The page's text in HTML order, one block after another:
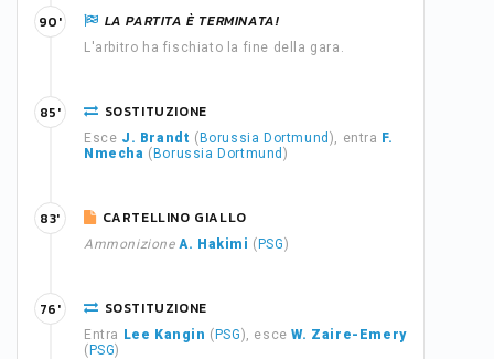
LA PARTITA È TERMINATA!
L'arbitro ha fischiato la fine della gara.
90'
SOSTITUZIONE
Esce J. Brandt ( Borussia Dortmund ), entra F.
Nmecha ( Borussia Dortmund)
85'
CARTELLINO GIALLO
Ammonizione A. Hakimi ( PSG)
83'
SOSTITUZIONE
Entra Lee Kangin ( PSG), esceW. Zaire-Emery
( PSG)
76'